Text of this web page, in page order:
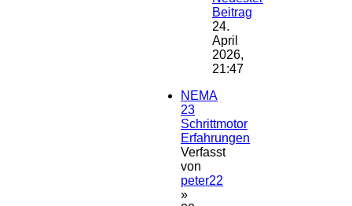
Beitrag
24.
April
2026,
21:47
NEMA
23
Schrittmotor
Erfahrungen
Verfasst
von
peter22
»